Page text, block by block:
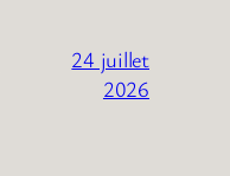
24 juillet
2026